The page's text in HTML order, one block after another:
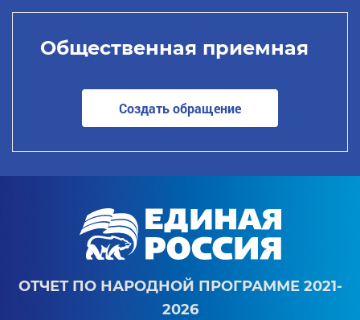
Общественная приемная
Создать обращение
ОТЧЕТ ПО НАРОДНОЙ ПРОГРАММЕ 2021-
2026